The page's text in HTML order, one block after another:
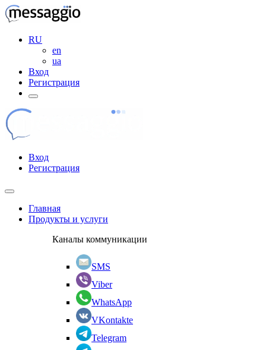
RU
en
ua
Вход
Регистрация
Вход
Регистрация
Главная
Продукты и услуги
Каналы коммуникации
SMS
Viber
WhatsApp
VKontakte
Telegram